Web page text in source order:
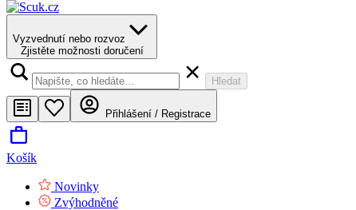
Vyzvednutí nebo rozvoz
Zjistěte možnosti doručení
Hledat
Přihlášení / Registrace
Košík
Novinky
Zvýhodněné